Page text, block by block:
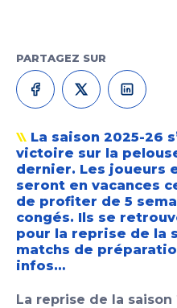
PARTAGEZ SUR
La saison 2025-26
victoire sur la
dernier. Les joueurs
seront en vacances
de profiter de 5
congés. Ils se
pour la reprise de la
matchs de
infos…
La reprise de la saison